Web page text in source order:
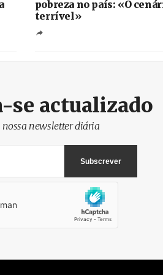
pobreza no país: «O
terrível»
se actualizado
nossa newsletter diária